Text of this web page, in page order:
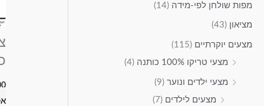
מפות שולחן לפי-מידה (14)
מציאון (43)
מצעים יוקרתיים (115)
מצעי טריקו 100% כותנה
(4)
מצעי ילדים ונוער (9)
מצעים לילדים (7)